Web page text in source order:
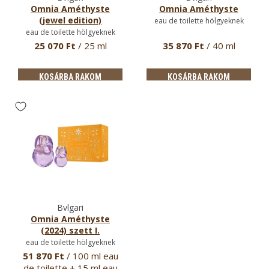
Omnia Améthyste
(jewel edition)
eau de toilette hölgyeknek
25 070 Ft / 25 ml
KOSÁRBA RAKOM
Omnia Améthyste
eau de toilette hölgyeknek
35 870 Ft / 40 ml
KOSÁRBA RAKOM
Bvlgari
Omnia Améthyste
(2024) szett I.
eau de toilette hölgyeknek
51 870 Ft / 100 ml eau